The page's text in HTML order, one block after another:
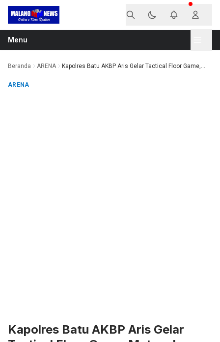
Langsung ke konten
Menu
Beranda ARENA Kapolres Batu AKBP Aris Gelar Tactical Floor Game,...
ARENA
Kapolres Batu AKBP Aris Gelar